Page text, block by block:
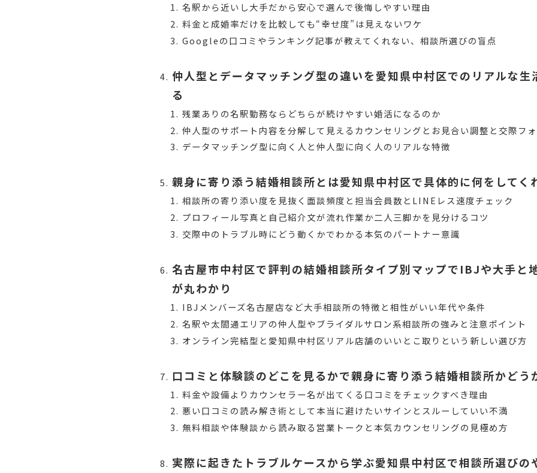
名駅から近いし大手だから安心で選んで後悔しやすい理由
料金と成婚率だけを比較しても“幸せ度”は見えないワケ
Googleの口コミやランキング記事が教えてくれない、相談所選びの盲点
仲人型とデータマッチング型の違いを愛知県中村区でのリアルな生
る
残業ありの名駅勤務ならどちらが続けやすい婚活になるのか
仲人型のサポート内容を分解して見えるカウンセリングとお見合い調整と交際フ
データマッチング型に向く人と仲人型に向く人のリアルな特徴
親身に寄り添う結婚相談所とは愛知県中村区で具体的に何をしてく
相談所の寄り添い度を見抜く面談頻度と担当会員数とLINEレス速度チェック
プロフィール写真と自己紹介文が流れ作業か二人三脚かを見分けるコツ
交際中のトラブル時にどう動くかでわかる本気のパートナー意識
名古屋市中村区で評判の結婚相談所タイプ別マップでIBJや大手と
が丸わかり
IBJメンバーズ名古屋店など大手相談所の特徴と相性がいい年代や条件
名駅や太閤通エリアの仲人型やブライダルサロン系相談所の強みと注意ポイント
オンライン完結型と愛知県中村区リアル店舗のいいとこ取りという新しい選び方
口コミと体験談のどこを見るかで親身に寄り添う結婚相談所かどう
料金や設備よりカウンセラー名が出てくる口コミをチェックすべき理由
悪い口コミの読み解き術として本当に避けたいサインとスルーしていい不満
無料相談や体験談から読み取る営業トークと本気カウンセリングの見極め方
実際に起きたトラブルケースから学ぶ愛知県中村区で相談所選びの